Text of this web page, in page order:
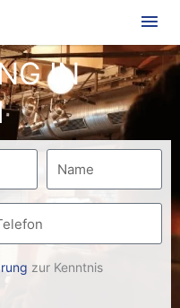
IN
zur Kenntnis